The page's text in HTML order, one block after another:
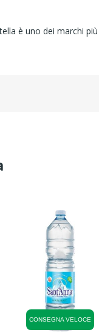
è uno dei marchi
CONSEGNA VELOCE